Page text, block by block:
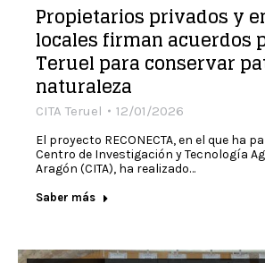
Propietarios privados y
locales firman acuerdos
Teruel para conservar
naturaleza
CITA Teruel 12/01/2026
El proyecto RECONECTA, en el que ha
Centro de Investigación y Tecnología
Aragón (CITA), ha realizado…
Saber más